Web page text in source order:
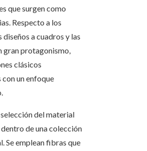
que surgen como
Respecto a los
diseños a cuadros y las
gran protagonismo,
clásicos
un enfoque
selección del material
de una colección
Se emplean fibras que